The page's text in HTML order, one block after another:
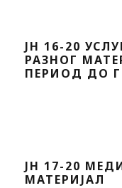
ЈН 16-20
РАЗНОГ
ПЕРИОД ДО
ЈН 17-20
МАТЕРИЈАЛ